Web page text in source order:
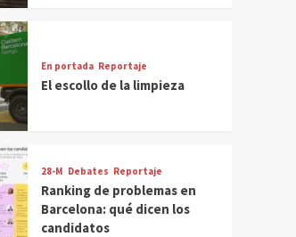
En portada Reportaje
El escollo de la limpieza
28-M Debates Reportaje
Ranking de problemas en
Barcelona: qué dicen los
candidatos